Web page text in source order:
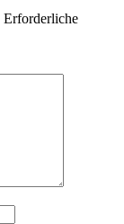
Erforderliche